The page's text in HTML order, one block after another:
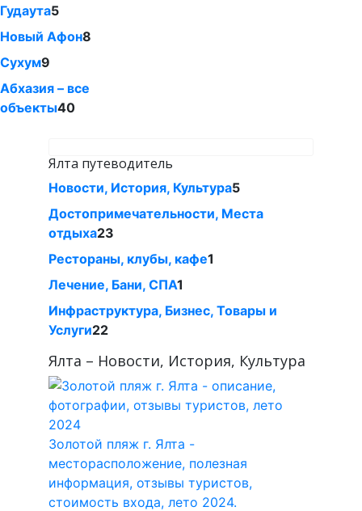
Гудаута5
Новый Афон8
Сухум9
Абхазия – все
объекты40
Ялта путеводитель
Новости, История, Культура5
Достопримечательности, Места
отдыха23
Рестораны, клубы, кафе1
Лечение, Бани, СПА1
Инфраструктура, Бизнес, Товары и
Услуги22
Ялта – Новости, История, Культура
Золотой пляж г. Ялта -
месторасположение, полезная
информация, отзывы туристов,
стоимость входа, лето 2024.